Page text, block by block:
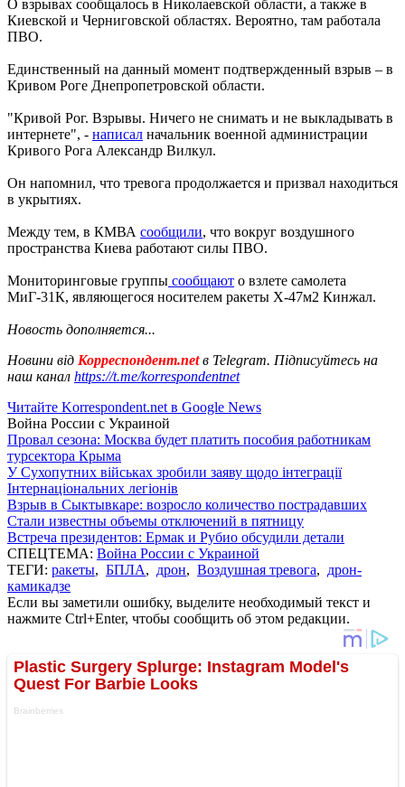
О взрывах сообщалось в Николаевской области, а также в
Киевской и Черниговской областях. Вероятно, там работала
ПВО.
Единственный на данный момент подтвержденный взрыв – в
Кривом Роге Днепропетровской области.
"Кривой Рог. Взрывы. Ничего не снимать и не выкладывать в
интернете", - написал начальник военной администрации
Кривого Рога Александр Вилкул.
Он напомнил, что тревога продолжается и призвал находиться
в укрытиях.
Между тем, в КМВА сообщили, что вокруг воздушного
пространства Киева работают силы ПВО.
Мониторинговые группы сообщают о взлете самолета
МиГ-31К, являющегося носителем ракеты Х-47м2 Кинжал.
Новость дополняется...
Новини від Корреспондент.netв Telegram. Підписуйтесь на
наш канал https://t.me/korrespondentnet
Читайте Korrespondent.net в Google News
Война России с Украиной
Провал сезона: Москва будет платить пособия работникам
турсектора Крыма
У Сухопутних військах зробили заяву щодо інтеграції
Інтернаціональних легіонів
Взрыв в Сыктывкаре: возросло количество пострадавших
Стали известны объемы отключений в пятницу
Встреча президентов: Ермак и Рубио обсудили детали
СПЕЦТЕМА: Война России с Украиной
ТЕГИ: ракеты, БПЛА, дрон, Воздушная тревога, дрон-
камикадзе
Если вы заметили ошибку, выделите необходимый текст и
нажмите Ctrl+Enter, чтобы сообщить об этом редакции.